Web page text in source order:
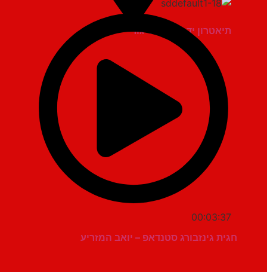
תיאטרון יד למגינים יגור
00:03:37
חגית גינזבורג סטנדאפ – יואב המזריע